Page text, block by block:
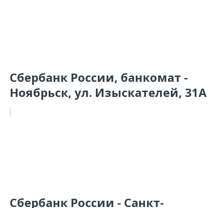
Сбербанк России, банкомат -
Ноябрьск, ул. Изыскателей, 31А
Сбербанк России - Санкт-